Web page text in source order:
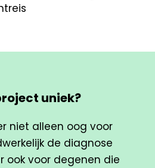
uniek?
niet alleen oog voor
de diagnose
ook voor degenen die